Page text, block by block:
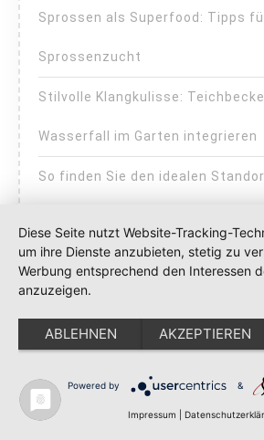
Sprossen als Superfood: Tipps
Sprossenzucht
Stilvolle Klangkulisse:
Wasserfall im Garten integrieren
So finden Sie den idealen
Vorteilen für Pflanzen und
So gestalten Sie einen
insektenfreundlichen Pflanzen
Diese Seite nutzt Website-Tracking-
um ihre Dienste anzubieten, stetig zu
Werbung entsprechend den Interessen
anzuzeigen.
ABLEHNEN AKZEPTIEREN
Powered by &
Impressum